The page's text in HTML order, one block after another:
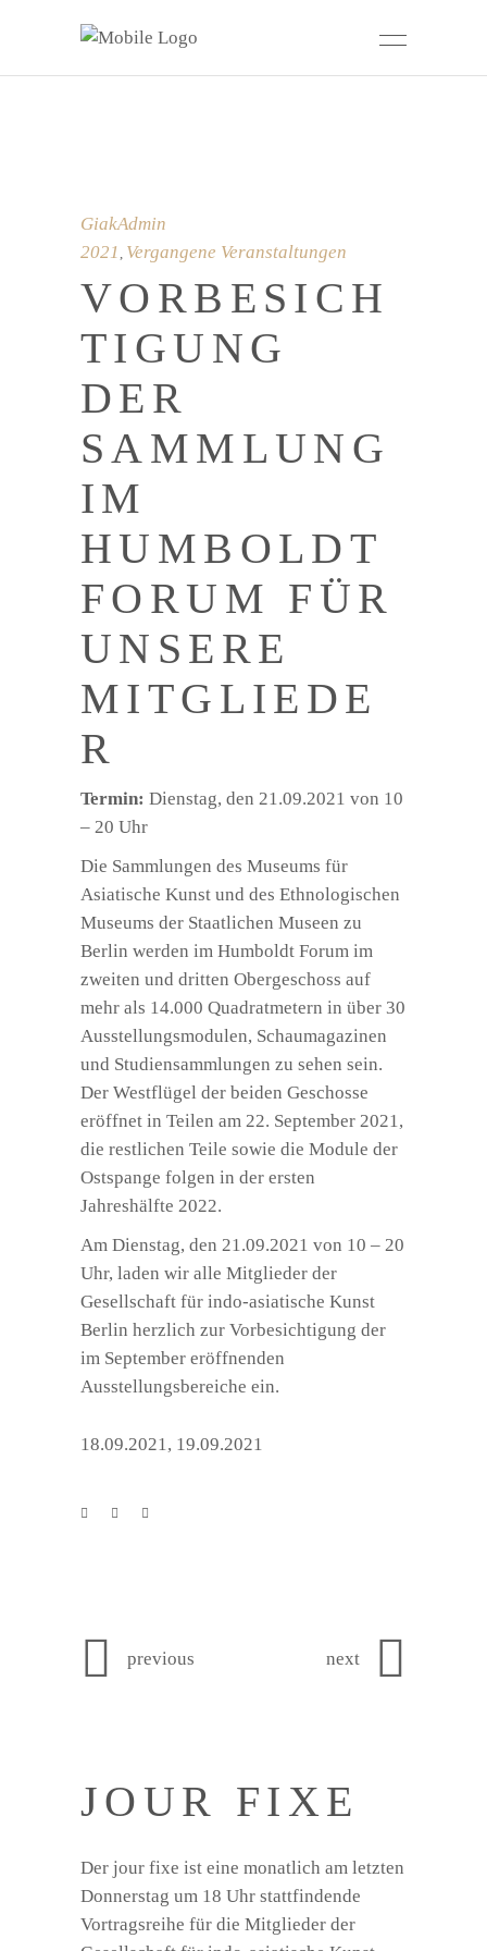
GiakAdmin
2021 , Vergangene Veranstaltungen
VORBESICH
TIGUNG
DER
SAMMLUNG
IM
HUMBOLDT
FORUM FÜR
UNSERE
MITGLIEDE
R
Termin: Dienstag, den 21.09.2021 von 10
– 20 Uhr
Die Sammlungen des Museums für
Asiatische Kunst und des Ethnologischen
Museums der Staatlichen Museen zu
Berlin werden im Humboldt Forum im
zweiten und dritten Obergeschoss auf
mehr als 14.000 Quadratmetern in über 30
Ausstellungsmodulen, Schaumagazinen
und Studiensammlungen zu sehen sein.
Der Westflügel der beiden Geschosse
eröffnet in Teilen am 22. September 2021,
die restlichen Teile sowie die Module der
Ostspange folgen in der ersten
Jahreshälfte 2022.
Am Dienstag, den 21.09.2021 von 10 – 20
Uhr, laden wir alle Mitglieder der
Gesellschaft für indo-asiatische Kunst
Berlin herzlich zur Vorbesichtigung der
im September eröffnenden
Ausstellungsbereiche ein.
18.09.2021, 19.09.2021
previous next
JOUR FIXE
Der jour fixe ist eine monatlich am letzten
Donnerstag um 18 Uhr stattfindende
Vortragsreihe für die Mitglieder der